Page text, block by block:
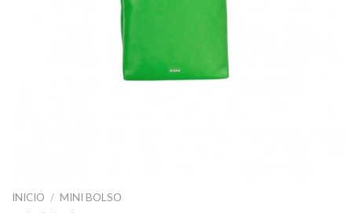
INICIO / MINI BOLSO